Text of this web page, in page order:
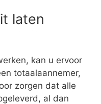
laten
kan u ervoor
totaalaannemer,
zorgen dat alle
al dan